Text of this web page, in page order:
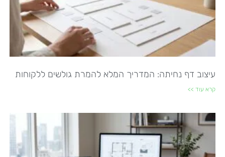
עיצוב דף נחיתה: המדריך המלא להמרת גולשים ללקוחות
קרא עוד >>